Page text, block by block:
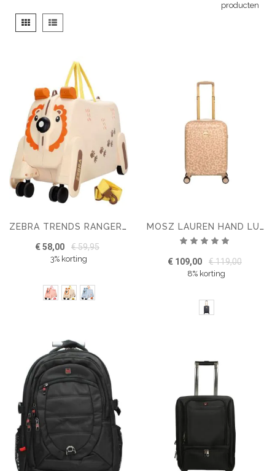
producten
Tonen
als
Foto-
tabel
Lijst
ZEBRA TRENDS RANGER KINDERKOFFER
€ 58,00 € 59,95
3% korting
MOSZ LAUREN HAND LUGGAGE SUITCASE 55CM
Waardering:
€ 109,00 € 119,00
8% korting